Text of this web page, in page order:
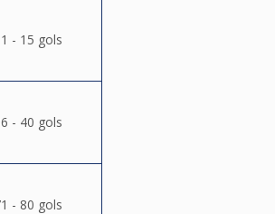
- 15 gols
- 40 gols
- 80 gols